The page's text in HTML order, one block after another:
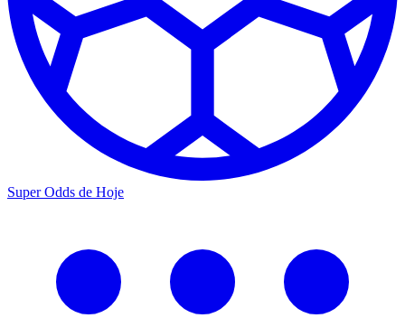
Super Odds de Hoje